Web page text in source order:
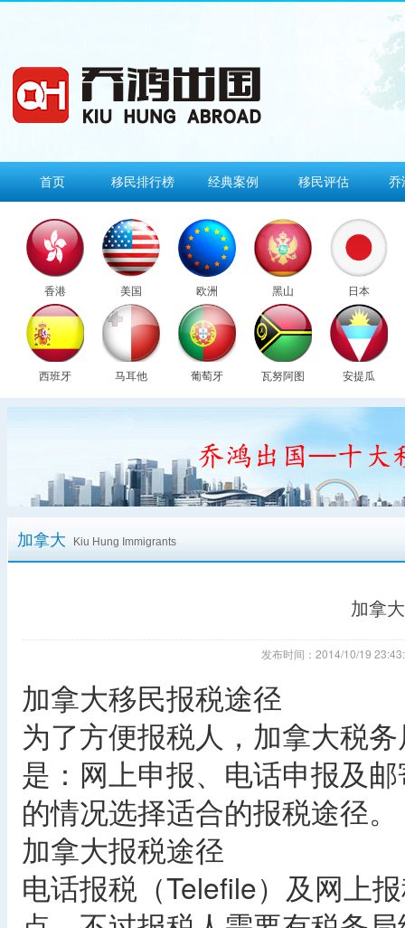
首页 移民排行榜 经典案例 移民评估 乔
香港 美国 欧洲 黑山 日本
西班牙 马耳他 葡萄牙 瓦努阿图 安提瓜
加拿大 Kiu Hung Immigrants
加拿
发布时间：2014/10/19
加拿大移民报税途径
为了方便报税人，加拿大税
是：网上申报、电话申报及
的情况选择适合的报税途径。
加拿大报税途径
电话报税（Telefile）及网上